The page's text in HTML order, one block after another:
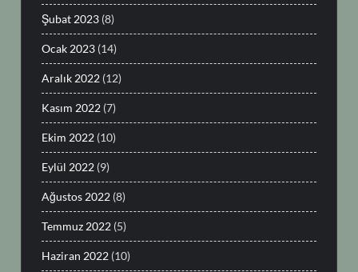
Şubat 2023 (8)
Ocak 2023 (14)
Aralık 2022 (12)
Kasım 2022 (7)
Ekim 2022 (10)
Eylül 2022 (9)
Ağustos 2022 (8)
Temmuz 2022 (5)
Haziran 2022 (10)